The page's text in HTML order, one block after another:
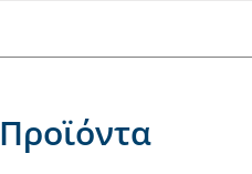
Προϊόντα